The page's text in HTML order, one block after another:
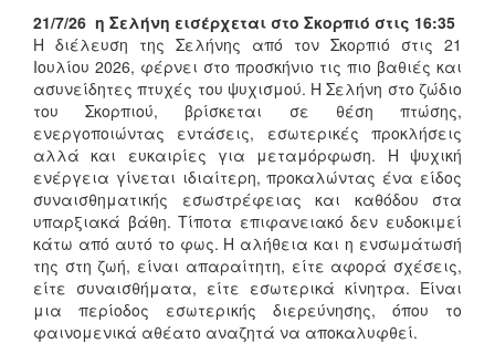
21/7/26 η Σελήνη εισέρχεται στο Σκορπιό στις 16:35
Η διέλευση της Σελήνης από τον Σκορπιό στις 21
Ιουλίου 2026, φέρνει στο προσκήνιο τις πιο βαθιές και
ασυνείδητες πτυχές του ψυχισμού. Η Σελήνη στο ζώδιο
του Σκορπιού, βρίσκεται σε θέση πτώσης,
ενεργοποιώντας εντάσεις, εσωτερικές προκλήσεις
αλλά και ευκαιρίες για μεταμόρφωση. Η ψυχική
ενέργεια γίνεται ιδιαίτερη, προκαλώντας ένα είδος
συναισθηματικής εσωστρέφειας και καθόδου στα
υπαρξιακά βάθη. Τίποτα επιφανειακό δεν ευδοκιμεί
κάτω από αυτό το φως. Η αλήθεια και η ενσωμάτωσή
της στη ζωή, είναι απαραίτητη, είτε αφορά σχέσεις,
είτε συναισθήματα, είτε εσωτερικά κίνητρα. Είναι
μια περίοδος εσωτερικής διερεύνησης, όπου το
φαινομενικά αθέατο αναζητά να αποκαλυφθεί.